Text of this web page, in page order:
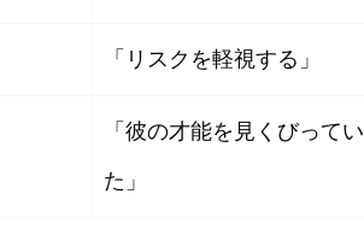
「リスクを軽視する」
「彼の才能を見くびってい
た」